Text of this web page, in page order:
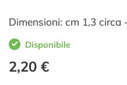
Dimensioni: cm 1,3 circa
Disponibile
2,20 €